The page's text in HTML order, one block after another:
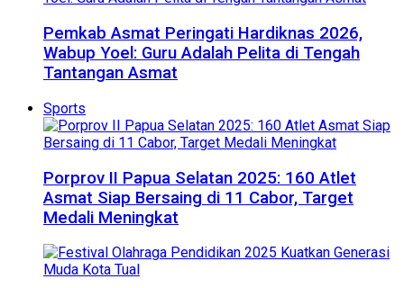
Pemkab Asmat Peringati Hardiknas 2026,
Wabup Yoel: Guru Adalah Pelita di Tengah
Tantangan Asmat
Sports
Porprov II Papua Selatan 2025: 160 Atlet
Asmat Siap Bersaing di 11 Cabor, Target
Medali Meningkat